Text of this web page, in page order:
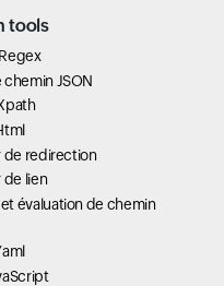
tools
chemin JSON
de redirection
de lien
évaluation de chemin